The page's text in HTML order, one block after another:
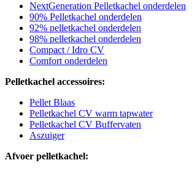
NextGeneration Pelletkachel onderdelen
90% Pelletkachel onderdelen
92% pelletkachel onderdelen
98% pelletkachel onderdelen
Compact / Idro CV
Comfort onderdelen
Pelletkachel accessoires:
Pellet Blaas
Pelletkachel CV warm tapwater
Pelletkachel CV Buffervaten
Aszuiger
Afvoer pelletkachel: